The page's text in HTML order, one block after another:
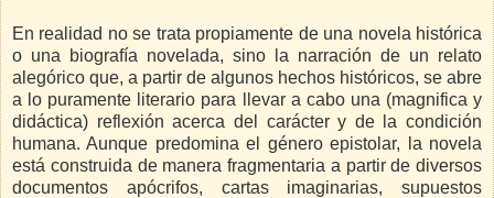
En realidad no se trata propiamente de una novela histórica
o una biografía novelada, sino la narración de un relato
alegórico que, a partir de algunos hechos históricos, se abre
a lo puramente literario para llevar a cabo una (magnifica y
didáctica) reflexión acerca del carácter y de la condición
humana. Aunque predomina el género epistolar, la novela
está construida de manera fragmentaria a partir de diversos
documentos apócrifos, cartas imaginarias, supuestos